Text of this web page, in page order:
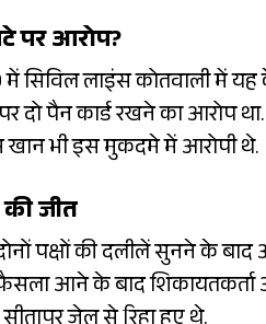
पर आरोप?
सिविल लाइंस कोतवाली में
पैन कार्ड रखने का आरोप
भी इस मुकदमे में आरोपी थे.
जीत
पक्षों की दलीलें सुनने के
आने के बाद